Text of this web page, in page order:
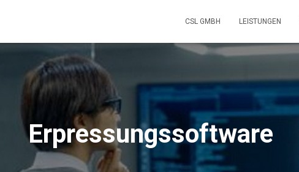
CSL GMBH LEISTUNGEN
Erpressungssoftware